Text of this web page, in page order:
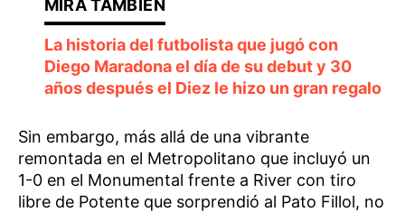
La historia del futbolista que jugó con
Diego Maradona el día de su debut y 30
años después el Diez le hizo un gran regalo
Sin embargo, más allá de una vibrante
remontada en el Metropolitano que incluyó un
1-0 en el Monumental frente a River con tiro
libre de Potente que sorprendió al Pato Fillol, no